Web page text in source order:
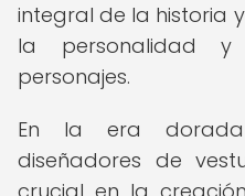
integral de la historia
la personalidad
personajes.
En la era
diseñadores de